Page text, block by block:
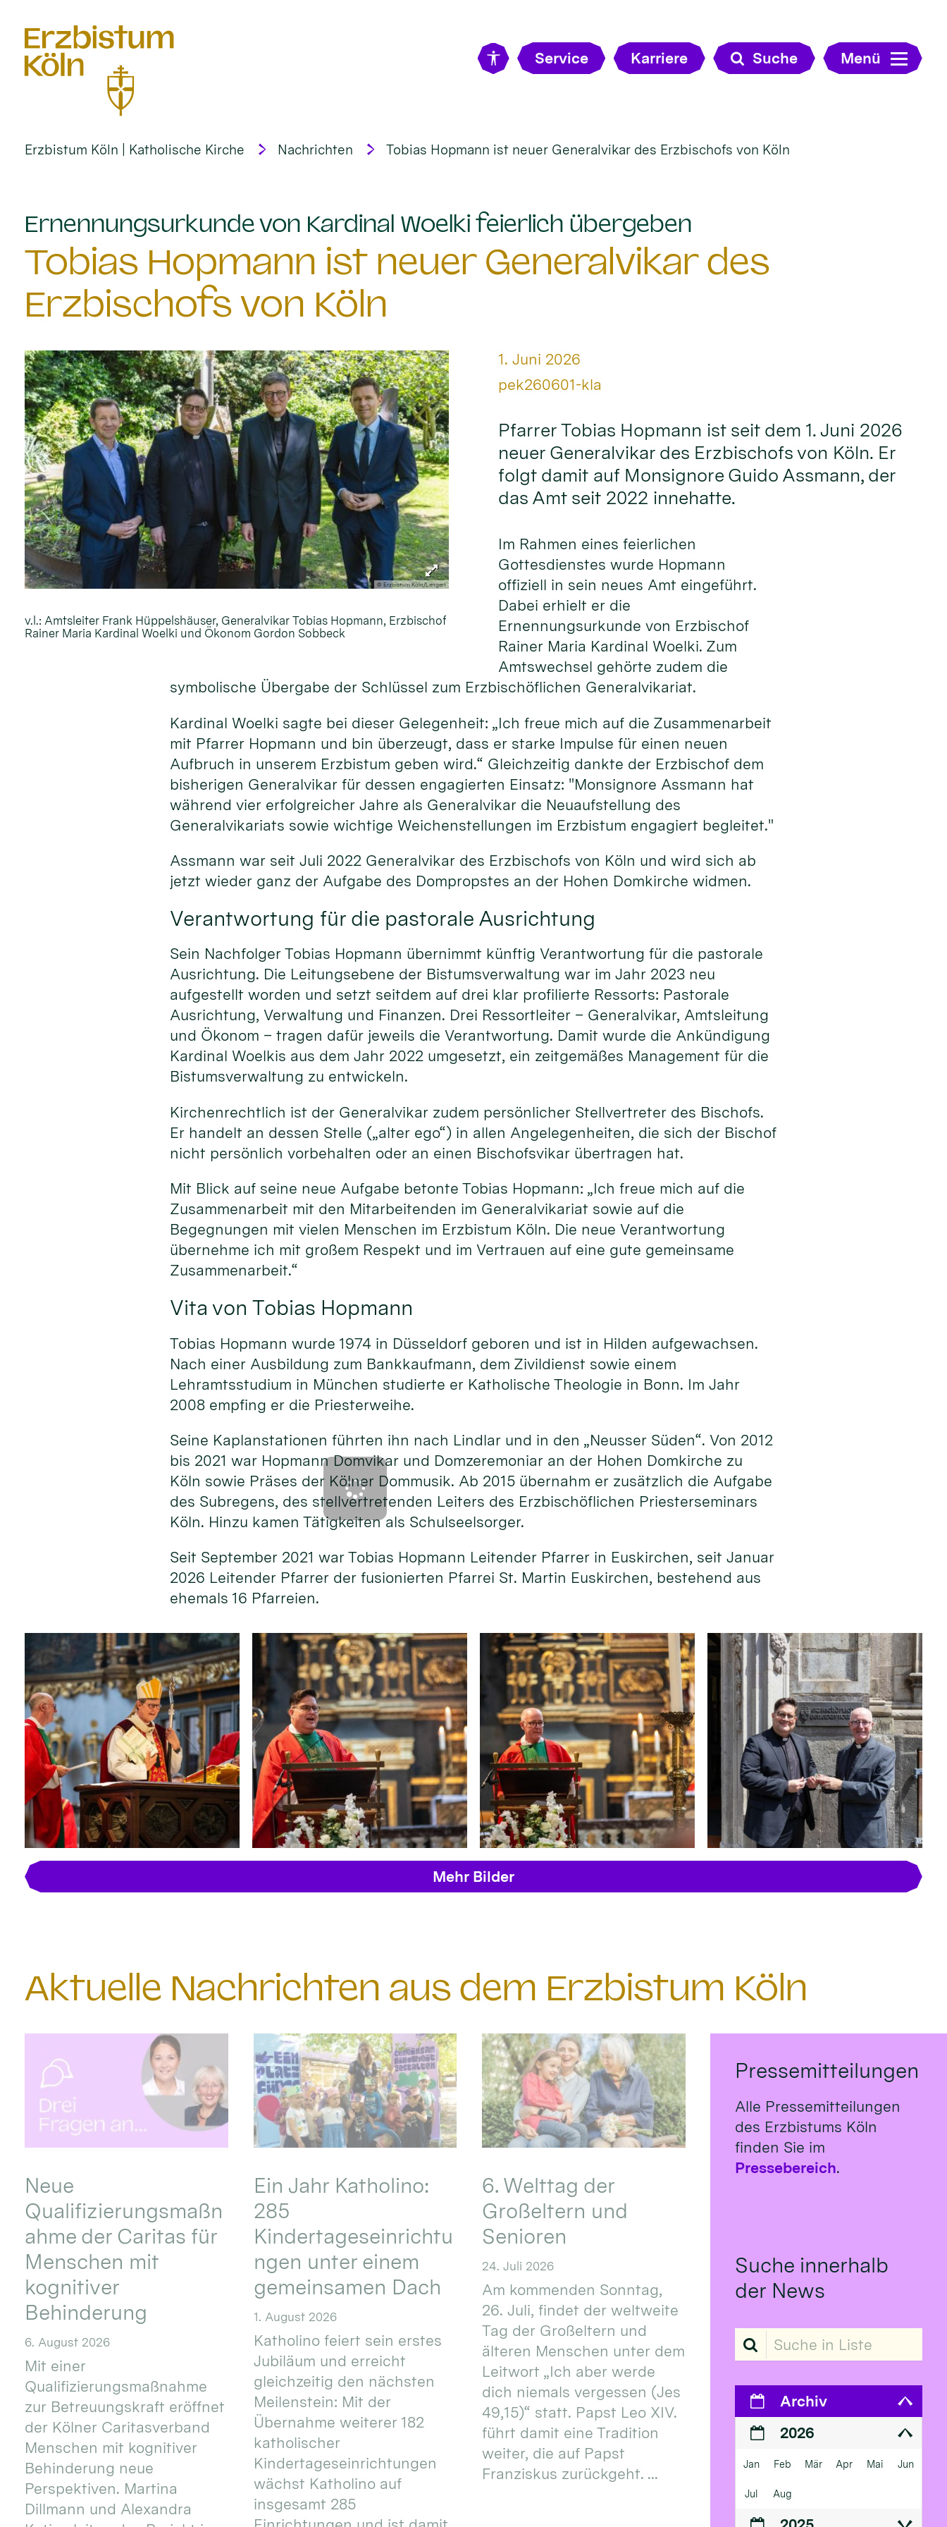
Service Karriere Suche Menü
Erzbistum Köln | Katholische Kirche Nachrichten Tobias Hopmann ist neuer Generalvikar des Erzbischofs von Köln
Ernennungsurkunde von Kardinal Woelki feierlich übergeben
Tobias Hopmann ist neuer Generalvikar des
Erzbischofs von Köln
© Erzbistum Köln/Lengert
v.l.: Amtsleiter Frank Hüppelshäuser, Generalvikar Tobias Hopmann, Erzbischof
Rainer Maria Kardinal Woelki und Ökonom Gordon Sobbeck
Datum:
1. Juni 2026
Von:
pek260601-kla
Pfarrer Tobias Hopmann ist seit dem 1. Juni 2026
neuer Generalvikar des Erzbischofs von Köln. Er
folgt damit auf Monsignore Guido Assmann, der
das Amt seit 2022 innehatte.
Im Rahmen eines feierlichen
Gottesdienstes wurde Hopmann
offiziell in sein neues Amt eingeführt.
Dabei erhielt er die
Ernennungsurkunde von Erzbischof
Rainer Maria Kardinal Woelki. Zum
Amtswechsel gehörte zudem die
symbolische Übergabe der Schlüssel zum Erzbischöflichen Generalvikariat.
Kardinal Woelki sagte bei dieser Gelegenheit: „Ich freue mich auf die Zusammenarbeit
mit Pfarrer Hopmann und bin überzeugt, dass er starke Impulse für einen neuen
Aufbruch in unserem Erzbistum geben wird.“ Gleichzeitig dankte der Erzbischof dem
bisherigen Generalvikar für dessen engagierten Einsatz: "Monsignore Assmann hat
während vier erfolgreicher Jahre als Generalvikar die Neuaufstellung des
Generalvikariats sowie wichtige Weichenstellungen im Erzbistum engagiert begleitet."
Assmann war seit Juli 2022 Generalvikar des Erzbischofs von Köln und wird sich ab
jetzt wieder ganz der Aufgabe des Dompropstes an der Hohen Domkirche widmen.
Verantwortung für die pastorale Ausrichtung
Sein Nachfolger Tobias Hopmann übernimmt künftig Verantwortung für die pastorale
Ausrichtung. Die Leitungsebene der Bistumsverwaltung war im Jahr 2023 neu
aufgestellt worden und setzt seitdem auf drei klar profilierte Ressorts: Pastorale
Ausrichtung, Verwaltung und Finanzen. Drei Ressortleiter – Generalvikar, Amtsleitung
und Ökonom – tragen dafür jeweils die Verantwortung. Damit wurde die Ankündigung
Kardinal Woelkis aus dem Jahr 2022 umgesetzt, ein zeitgemäßes Management für die
Bistumsverwaltung zu entwickeln.
Kirchenrechtlich ist der Generalvikar zudem persönlicher Stellvertreter des Bischofs.
Er handelt an dessen Stelle („alter ego“) in allen Angelegenheiten, die sich der Bischof
nicht persönlich vorbehalten oder an einen Bischofsvikar übertragen hat.
Mit Blick auf seine neue Aufgabe betonte Tobias Hopmann: „Ich freue mich auf die
Zusammenarbeit mit den Mitarbeitenden im Generalvikariat sowie auf die
Begegnungen mit vielen Menschen im Erzbistum Köln. Die neue Verantwortung
übernehme ich mit großem Respekt und im Vertrauen auf eine gute gemeinsame
Zusammenarbeit.“
Vita von Tobias Hopmann
Tobias Hopmann wurde 1974 in Düsseldorf geboren und ist in Hilden aufgewachsen.
Nach einer Ausbildung zum Bankkaufmann, dem Zivildienst sowie einem
Lehramtsstudium in München studierte er Katholische Theologie in Bonn. Im Jahr
2008 empfing er die Priesterweihe.
Seine Kaplanstationen führten ihn nach Lindlar und in den „Neusser Süden“. Von 2012
bis 2021 war Hopmann Domvikar und Domzeremoniar an der Hohen Domkirche zu
Köln sowie Präses der Kölner Dommusik. Ab 2015 übernahm er zusätzlich die Aufgabe
des Subregens, des stellvertretenden Leiters des Erzbischöflichen Priesterseminars
Köln. Hinzu kamen Tätigkeiten als Schulseelsorger.
Seit September 2021 war Tobias Hopmann Leitender Pfarrer in Euskirchen, seit Januar
2026 Leitender Pfarrer der fusionierten Pfarrei St. Martin Euskirchen, bestehend aus
ehemals 16 Pfarreien.
Mehr Bilder
Aktuelle Nachrichten aus dem Erzbistum Köln
Neue
Qualifizierungsmaßn
ahme der Caritas für
Menschen mit
kognitiver
Behinderung
6. August 2026
Mit einer
Qualifizierungsmaßnahme
zur Betreuungskraft eröffnet
der Kölner Caritasverband
Menschen mit kognitiver
Behinderung neue
Perspektiven. Martina
Dillmann und Alexandra
Ein Jahr Katholino:
285
Kindertageseinrichtu
ngen unter einem
gemeinsamen Dach
1. August 2026
Katholino feiert sein erstes
Jubiläum und erreicht
gleichzeitig den nächsten
Meilenstein: Mit der
Übernahme weiterer 182
katholischer
Kindertageseinrichtungen
wächst Katholino auf
insgesamt 285
6. Welttag der
Großeltern und
Senioren
24. Juli 2026
Am kommenden Sonntag,
26. Juli, findet der weltweite
Tag der Großeltern und
älteren Menschen unter dem
Leitwort „Ich aber werde
dich niemals vergessen (Jes
49,15)“ statt. Papst Leo XIV.
führt damit eine Tradition
weiter, die auf Papst
Franziskus zurückgeht. ...
Pressemitteilungen
Alle Pressemitteilungen
des Erzbistums Köln
finden Sie im
Pressebereich.
Suche innerhalb
der News
Suche in Liste
Archiv
2026
Jan Feb Mär Apr Mai Jun
Jul Aug